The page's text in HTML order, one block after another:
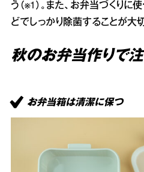
う（※1）。また、お弁当づくりに
どでしっかり除菌することが大
秋のお弁当作りで
お弁当箱は清潔に保つ